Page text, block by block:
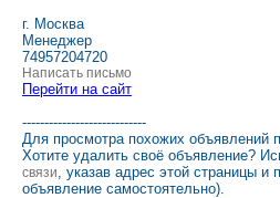
г. Москва
Менеджер
74957204720
Написать письмо
Перейти на сайт
----------------------------
Для просмотра похожих объявлений
Хотите удалить своё объявление?
связи, указав адрес этой страницы
объявление самостоятельно).